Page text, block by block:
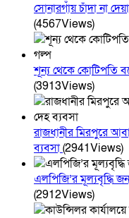
সোনারগাঁয় চাঁদা না
(4567Views)
শূন্য থেকে কোটিপতি
(3913Views)
রাজধানীর মিরপুরে
ব্যবসা(2941Views)
এলপিজি’র মূল্যবৃদ্ধি
(2912Views)